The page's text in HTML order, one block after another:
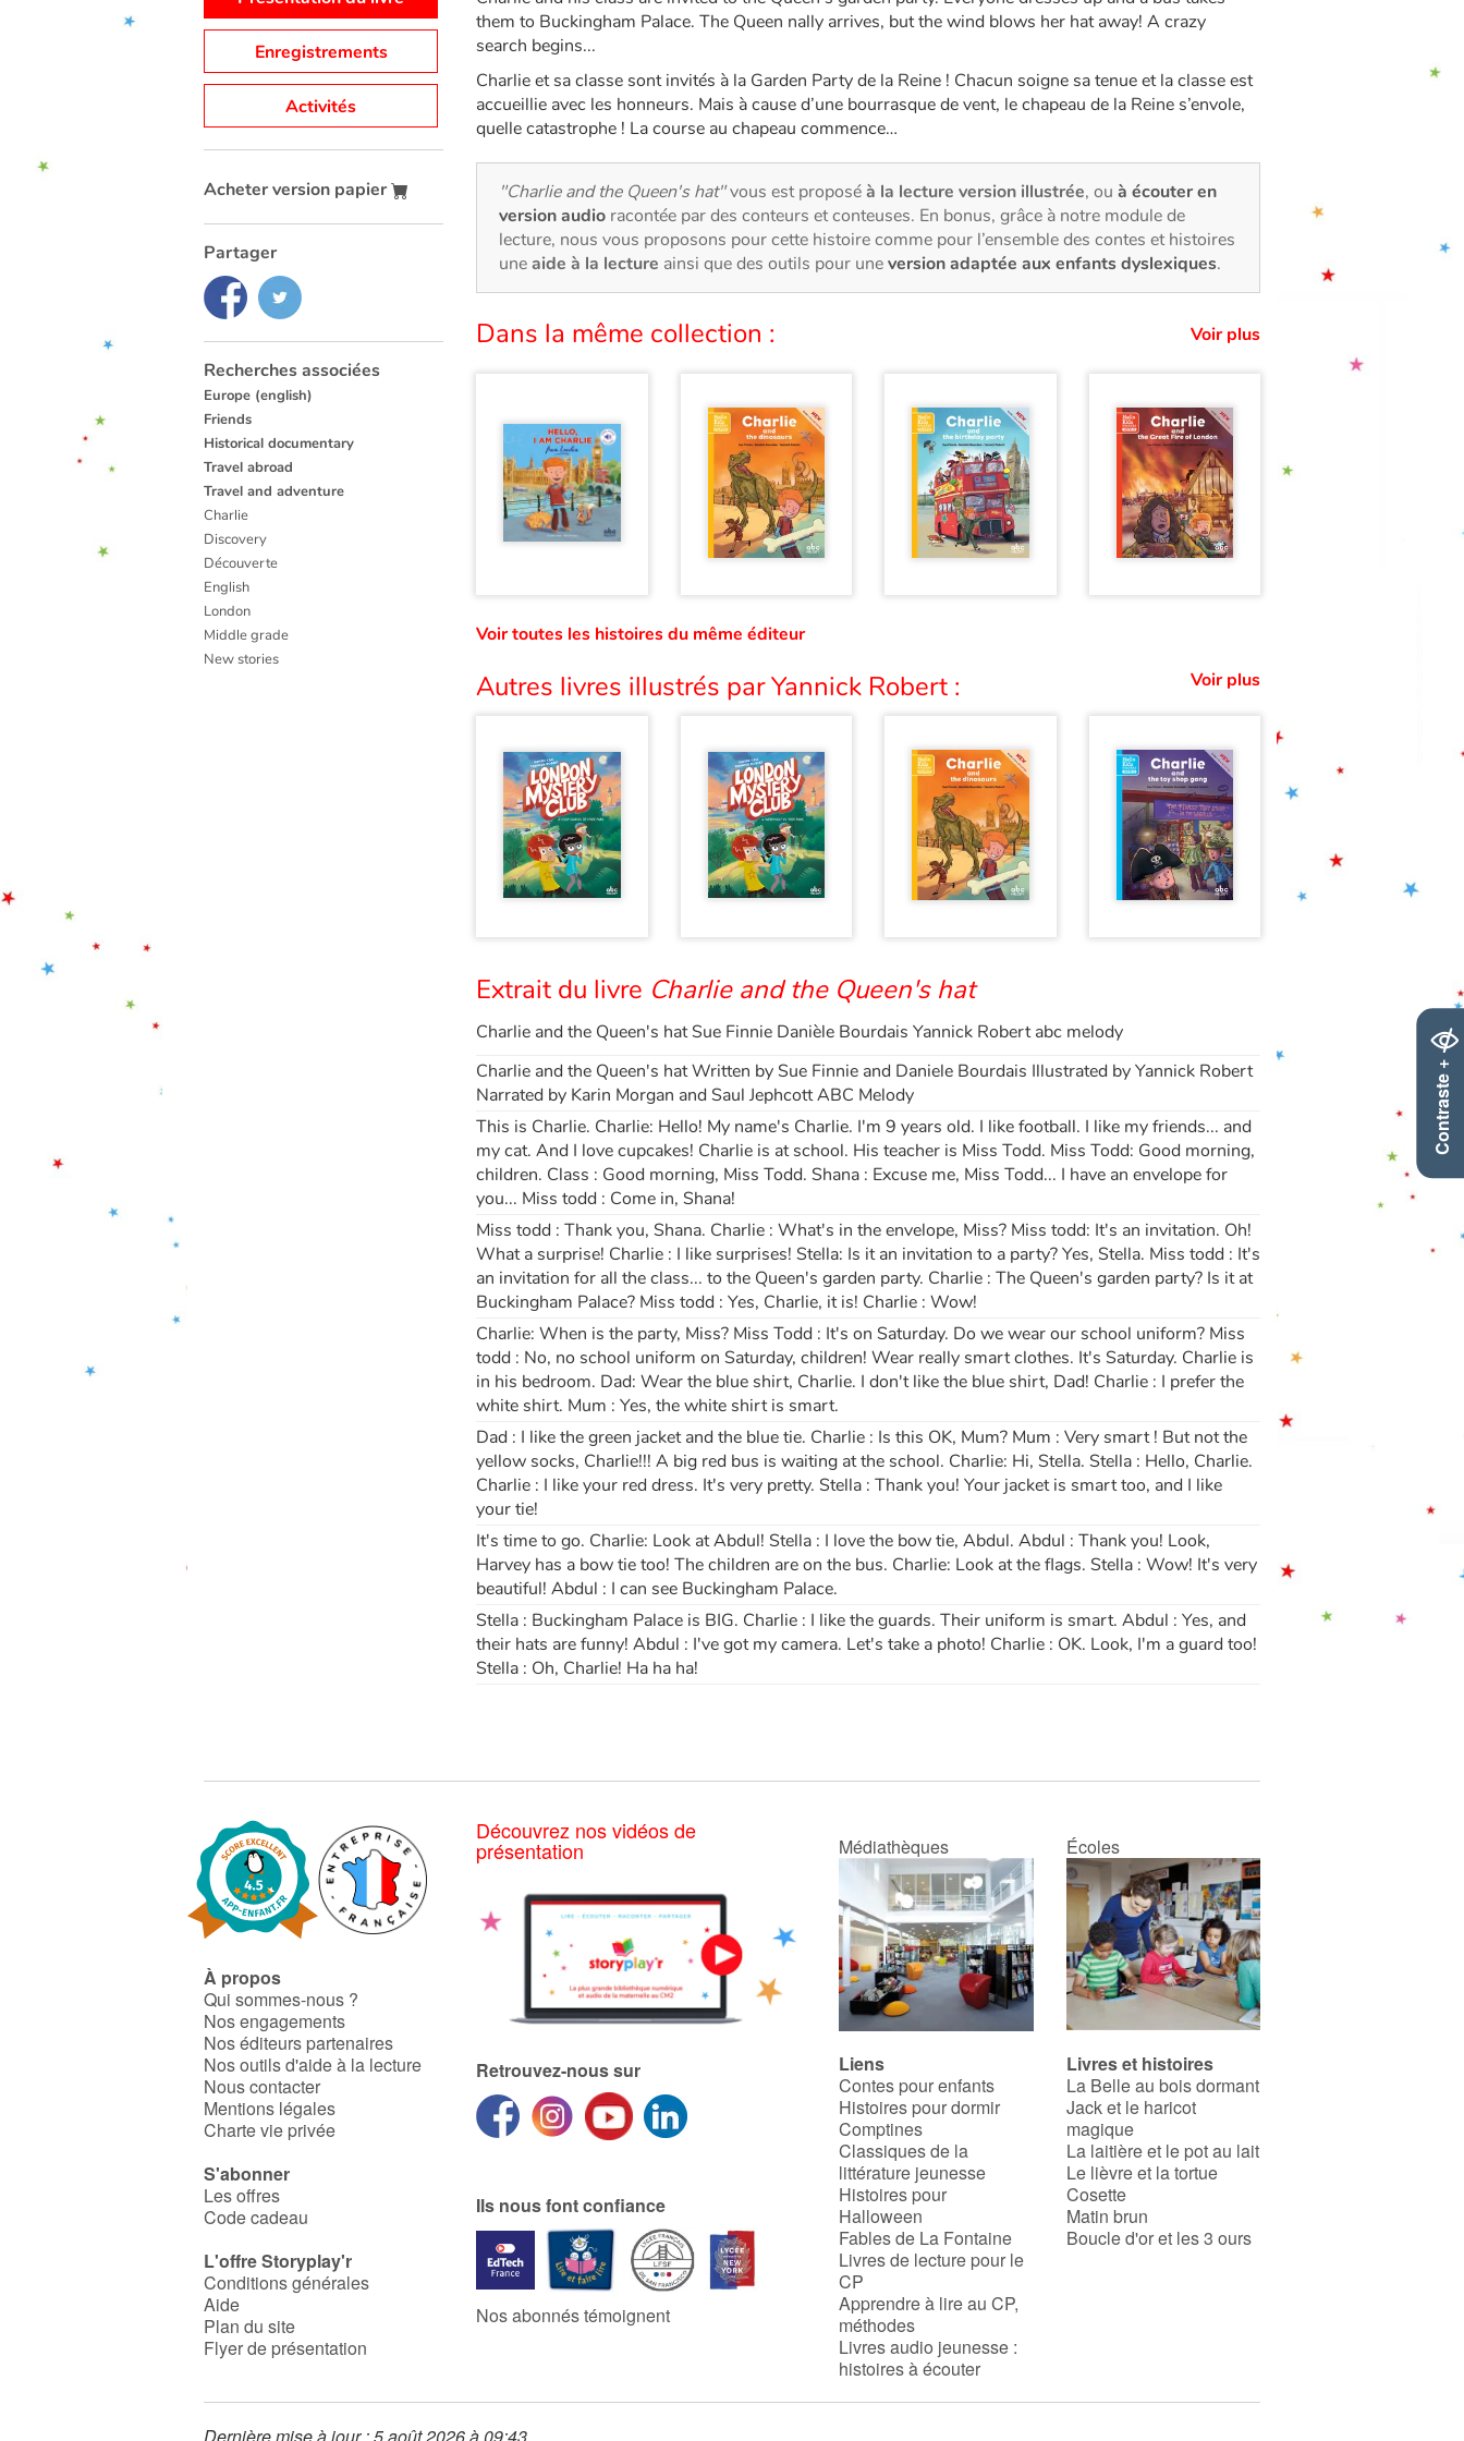
Contraste +
Enregistrements
Activités
Acheter version papier
Partager
Recherches associées
Europe (english)
Friends
Historical documentary
Travel abroad
Travel and adventure
Charlie
Discovery
Découverte
English
London
Middle grade
New stories
them to Buckingham Palace. The Queen nally arrives, but the wind blows her hat away! A crazy
search begins...
Charlie et sa classe sont invités à la Garden Party de la Reine ! Chacun soigne sa tenue et la classe est
accueillie avec les honneurs. Mais à cause d’une bourrasque de vent, le chapeau de la Reine s’envole,
quelle catastrophe ! La course au chapeau commence…
"Charlie and the Queen's hat"vous est proposéà la lecture version illustrée, ou à écouter en
version audio racontée par des conteurs et conteuses. En bonus, grâce à notre module de
lecture, nous vous proposons pour cette histoire comme pour l’ensemble des contes et histoires
uneaide à la lecture ainsi que des outils pour uneversion adaptée aux enfants dyslexiques.
Dans la même collection : Voir plus
Voir toutes les histoires du même éditeur
Autres livres illustrés par Yannick Robert : Voir plus
Extrait du livre Charlie and the Queen's hat
Charlie and the Queen's hat Sue Finnie Danièle Bourdais Yannick Robert abc melody
Charlie and the Queen's hat Written by Sue Finnie and Daniele Bourdais Illustrated by Yannick Robert
Narrated by Karin Morgan and Saul Jephcott ABC Melody
This is Charlie. Charlie: Hello! My name's Charlie. I'm 9 years old. I like football. I like my friends... and
my cat. And I love cupcakes! Charlie is at school. His teacher is Miss Todd. Miss Todd: Good morning,
children. Class : Good morning, Miss Todd. Shana : Excuse me, Miss Todd... I have an envelope for
you... Miss todd : Come in, Shana!
Miss todd : Thank you, Shana. Charlie : What's in the envelope, Miss? Miss todd: It's an invitation. Oh!
What a surprise! Charlie : I like surprises! Stella: Is it an invitation to a party? Yes, Stella. Miss todd : It's
an invitation for all the class... to the Queen's garden party. Charlie : The Queen's garden party? Is it at
Buckingham Palace? Miss todd : Yes, Charlie, it is! Charlie : Wow!
Charlie: When is the party, Miss? Miss Todd : It's on Saturday. Do we wear our school uniform? Miss
todd : No, no school uniform on Saturday, children! Wear really smart clothes. It's Saturday. Charlie is
in his bedroom. Dad: Wear the blue shirt, Charlie. I don't like the blue shirt, Dad! Charlie : I prefer the
white shirt. Mum : Yes, the white shirt is smart.
Dad : I like the green jacket and the blue tie. Charlie : Is this OK, Mum? Mum : Very smart ! But not the
yellow socks, Charlie!!! A big red bus is waiting at the school. Charlie: Hi, Stella. Stella : Hello, Charlie.
Charlie : I like your red dress. It's very pretty. Stella : Thank you! Your jacket is smart too, and I like
your tie!
It's time to go. Charlie: Look at Abdul! Stella : I love the bow tie, Abdul. Abdul : Thank you! Look,
Harvey has a bow tie too! The children are on the bus. Charlie: Look at the flags. Stella : Wow! It's very
beautiful! Abdul : I can see Buckingham Palace.
Stella : Buckingham Palace is BIG. Charlie : I like the guards. Their uniform is smart. Abdul : Yes, and
their hats are funny! Abdul : I've got my camera. Let's take a photo! Charlie : OK. Look, I'm a guard too!
Stella : Oh, Charlie! Ha ha ha!
À propos
Qui sommes-nous ?
Nos engagements
Nos éditeurs partenaires
Nos outils d'aide à la lecture
Nous contacter
Mentions légales
Charte vie privée
S'abonner
Les offres
Code cadeau
L'offre Storyplay'r
Conditions générales
Aide
Plan du site
Flyer de présentation
Découvrez nos vidéos de
présentation
Retrouvez-nous sur
Ils nous font confiance
Nos abonnés témoignent
Médiathèques Écoles
Liens
Contes pour enfants
Histoires pour dormir
Comptines
Classiques de la
littérature jeunesse
Histoires pour
Halloween
Fables de La Fontaine
Livres de lecture pour le
CP
Apprendre à lire au CP,
méthodes
Livres audio jeunesse :
histoires à écouter
Livres et histoires
La Belle au bois dormant
Jack et le haricot
magique
La laitière et le pot au lait
Le lièvre et la tortue
Cosette
Matin brun
Boucle d'or et les 3 ours
Dernière mise à jour : 5 août 2026 à 09:43